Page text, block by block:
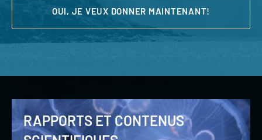
OUI, JE VEUX DONNER MAINTENANT!
RAPPORTS ET CONTENUS